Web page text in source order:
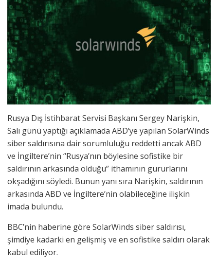
Rusya Dış İstihbarat Servisi Başkanı Sergey Narişkin,
Salı günü yaptığı açıklamada ABD’ye yapılan SolarWinds
siber saldırısına dair sorumluluğu reddetti ancak ABD
ve İngiltere’nin “Rusya’nın böylesine sofistike bir
saldırının arkasında olduğu” ithamının gururlarını
okşadığını söyledi. Bunun yanı sıra Narişkin, saldırının
arkasında ABD ve İngiltere’nin olabileceğine ilişkin
imada bulundu.
BBC’nin haberine göre SolarWinds siber saldırısı,
şimdiye kadarki en gelişmiş ve en sofistike saldırı olarak
kabul ediliyor.